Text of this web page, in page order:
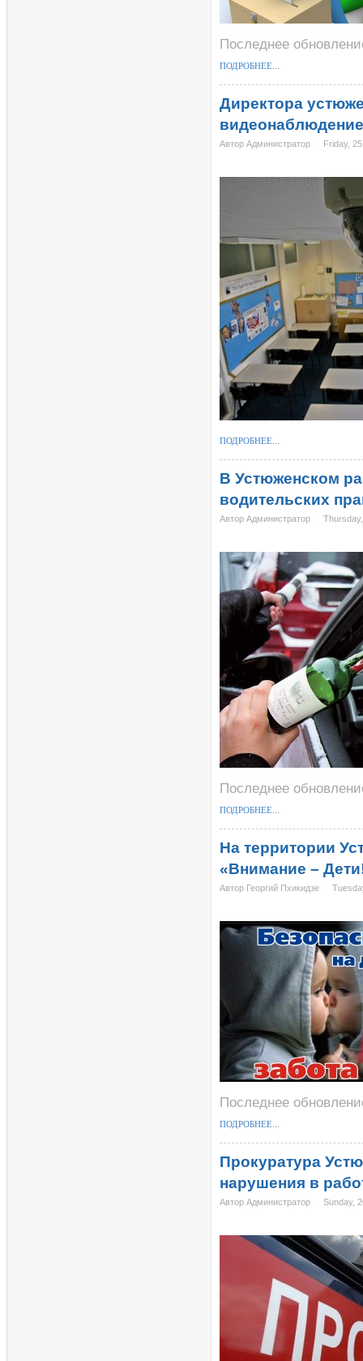
Последнее
ПОДРОБНЕЕ...
Директора
Автор Администратор Friday,
ПОДРОБНЕЕ...
В Устюженском
водительских
Автор Администратор
Последнее
ПОДРОБНЕЕ...
На территории
«Внимание –
Автор Георгий Пхикидзе
Последнее
ПОДРОБНЕЕ...
Прокуратура
нарушения в
Автор Администратор Sunday,